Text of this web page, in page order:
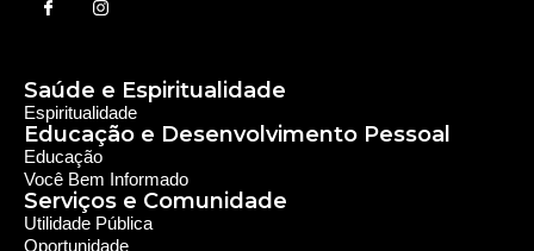
Cultura e Entretenimento
Política e Economia
Notícias Regionais
Política
Economia
As Últimas da Região
Caiapônia e Região
Iporá e Região
SLMB e Região